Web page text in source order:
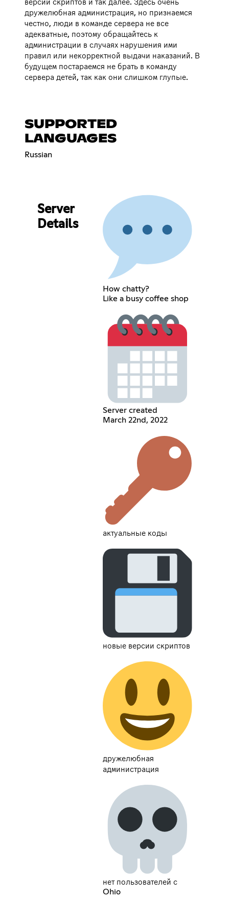
версии скриптов и так далее. Здесь очень
дружелюбная администрация, но признаемся
честно, люди в команде сервера не все
адекватные, поэтому обращайтесь к
администрации в случаях нарушения ими
правил или некорректной выдачи наказаний. В
будущем постараемся не брать в команду
сервера детей, так как они слишком глупые.
SUPPORTED
LANGUAGES
Russian
Server
Details
How chatty?
Like a busy coffee shop
Server created
March 22nd, 2022
актуальные коды
новые версии скриптов
дружелюбная
администрация
нет пользователей с
Ohio